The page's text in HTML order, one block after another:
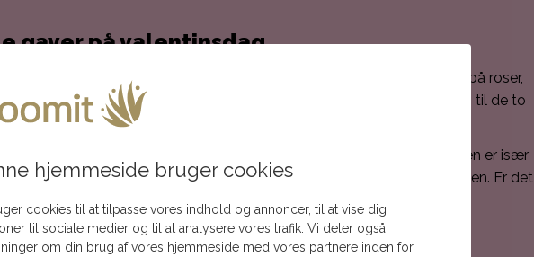
hjemmeside bruger cookies
cookies til at tilpasse vores indhold og annoncer, til at vise dig
til sociale medier og til at analysere vores trafik. Vi deler også
om din brug af vores hjemmeside med vores partnere inden for
gaver på valentinsdag
kommer med masser af traditioner. Mange vil nok automatisk tænke på roser,
Det sidste kan vi ikke hjælpe dig med, men vi kan sagtens guide dig til de to
roser og en flaske vin kan sætte stemningen for ethvert måltid, men er især
Her kan du overveje, hvad der normalt bestilles, når I er ude sammen. Er det
hvid? Måske er bobler favoritten, når der skal hygges ekstra meget?
og du har en kombination, der kan gøre alle bløde i knæene.